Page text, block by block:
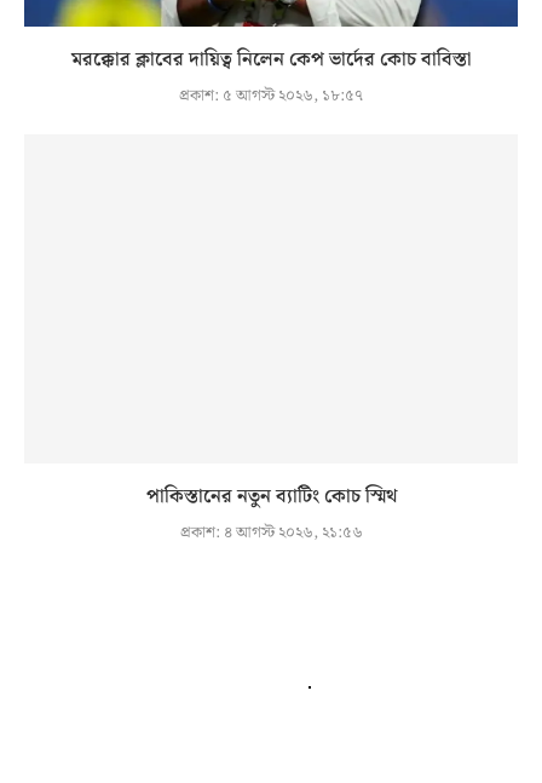
মরক্কোর ক্লাবের দায়িত্ব নিলেন কেপ ভার্দের কোচ বাবিস্তা
প্রকাশ: ৫ আগস্ট ২০২৬, ১৮:৫৭
পাকিস্তানের নতুন ব্যাটিং কোচ স্মিথ
প্রকাশ: ৪ আগস্ট ২০২৬, ২১:৫৬